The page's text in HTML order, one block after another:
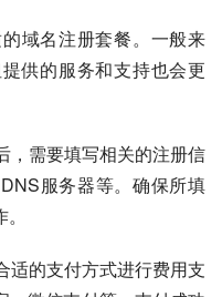
域名注册套餐。一般来
供的服务和支持也会更
，需要填写相关的注册信
服务器等。确保所填
适的支付方式进行费用支